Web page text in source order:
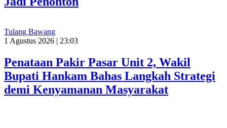
Tulang Bawang
1 Agustus 2026 | 23:03
Penataan Pakir Pasar Unit 2, Wakil
Bupati Hankam Bahas Langkah Strategi
demi Kenyamanan Masyarakat